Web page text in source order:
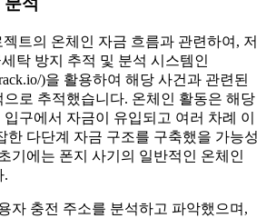
트의 온체인 자금 흐름과 관련하여, 저
탁 방지 추적 및 분석 시스템인
)을 활용하여 해당 사건과 관련된
로 추적했습니다. 온체인 활동은 해당
구에서 자금이 유입되고 여러 차례 이
한 다단계 자금 구조를 구축했을 가능성
기에는 폰지 사기의 일반적인 온체인
.
자 충전 주소를 분석하고 파악했으며,